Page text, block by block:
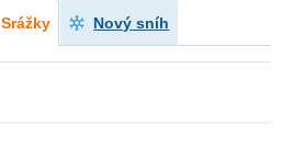
Srážky Nový sníh